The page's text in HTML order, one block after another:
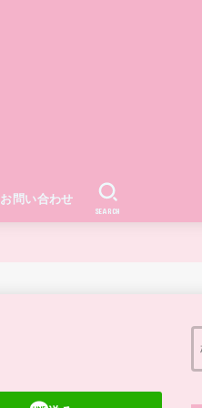
お問い合わせ
SEARCH